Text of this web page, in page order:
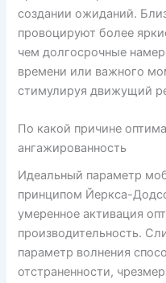
создании ожиданий.
провоцируют более
чем долгосрочные
времени или важного
стимулируя движущий
По какой причине
ангажированность
Идеальный параметр
принципом Йеркса-
умеренное активация
производительность.
параметр волнения
отстраненности,